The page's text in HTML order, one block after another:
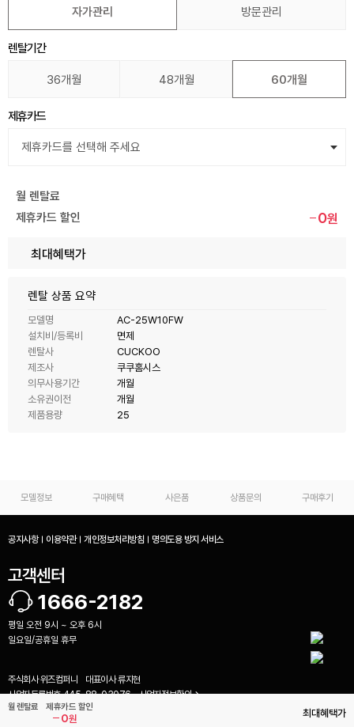
자가관리 방문관리
렌탈기간
36개월 48개월 60개월
제휴카드
월 렌탈료
제휴카드 할인
0원
최대혜택가
렌탈 상품 요약
모델명
AC-25W10FW
설치비/등록비
면제
렌탈사
CUCKOO
제조사
쿠쿠홈시스
의무사용기간
개월
소유권이전
개월
제품용량
25
월 렌탈료 제휴카드 할인
0원 최대혜택가
모델정보 구매혜택 사은품 상품문의 구매후기
공지사항 이용약관 개인정보처리방침 명의도용 방지 서비스
고객센터
1666-2182
평일 오전 9시 ~ 오후 6시
일요일/공휴일 휴무
주식회사 위즈컴퍼니 대표이사 류지현
사업자등록번호 445-88-03076
사업자정보확인
통신판매업신고번호 2023-광주광산-1004
(62355) 광주 광산구 풍영철길로 15 708호 (우산동, 콜럼버스월드)
비교하기(0)